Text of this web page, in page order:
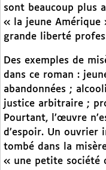
sont beaucoup plus
« la jeune Amérique
grande liberté
Des exemples de
dans ce roman :
abandonnées ;
justice arbitraire ;
Pourtant, l’œuvre
d’espoir. Un ouvrier
tombé dans la
« une petite société